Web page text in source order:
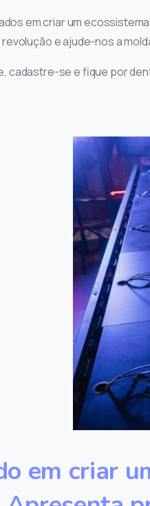
em criar um
e ajude-nos a
cadastre-se e fique por
em criar